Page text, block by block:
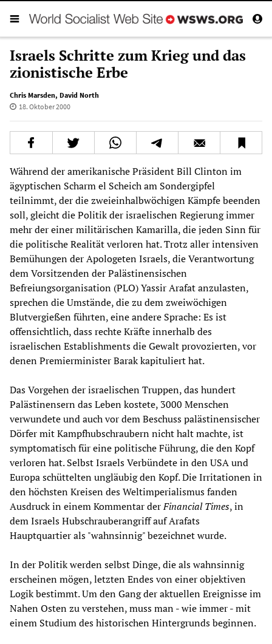
Israels Schritte zum Krieg und das
zionistische Erbe
Chris Marsden, David North
18. Oktober 2000
Während der amerikanische Präsident Bill Clinton im
ägyptischen Scharm el Scheich am Sondergipfel
teilnimmt, der die zweieinhalbwöchigen Kämpfe beenden
soll, gleicht die Politik der israelischen Regierung immer
mehr der einer militärischen Kamarilla, die jeden Sinn für
die politische Realität verloren hat. Trotz aller intensiven
Bemühungen der Apologeten Israels, die Verantwortung
dem Vorsitzenden der Palästinensischen
Befreiungsorganisation (PLO) Yassir Arafat anzulasten,
sprechen die Umstände, die zu dem zweiwöchigen
Blutvergießen führten, eine andere Sprache: Es ist
offensichtlich, dass rechte Kräfte innerhalb des
israelischen Establishments die Gewalt provozierten, vor
denen Premierminister Barak kapituliert hat.
Das Vorgehen der israelischen Truppen, das hundert
Palästinensern das Leben kostete, 3000 Menschen
verwundete und auch vor dem Beschuss palästinensischer
Dörfer mit Kampfhubschraubern nicht halt machte, ist
symptomatisch für eine politische Führung, die den Kopf
verloren hat. Selbst Israels Verbündete in den USA und
Europa schüttelten ungläubig den Kopf. Die Irritationen in
den höchsten Kreisen des Weltimperialismus fanden
Ausdruck in einem Kommentar derFinancial Times, in
dem Israels Hubschrauberangriff auf Arafats
Hauptquartier als "wahnsinnig" bezeichnet wurde.
In der Politik werden selbst Dinge, die als wahnsinnig
erscheinen mögen, letzten Endes von einer objektiven
Logik bestimmt. Um den Gang der aktuellen Ereignisse im
Nahen Osten zu verstehen, muss man - wie immer - mit
einem Studium des historischen Hintergrunds beginnen.